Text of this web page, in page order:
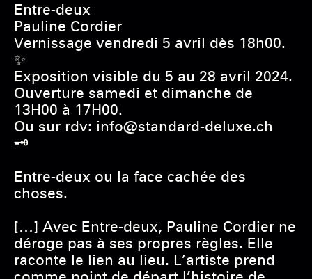
Entre-deux
Pauline Cordier
Vernissage vendredi 5 avril dès 18h00.
✨
Exposition visible du 5 au 28 avril 2024.
Ouverture samedi et dimanche de
13H00 à 17H00.
Ou sur rdv: info@standard-deluxe.ch
🗝
Entre-deux ou la face cachée des
choses.
[…] Avec Entre-deux, Pauline Cordier ne
déroge pas à ses propres règles. Elle
raconte le lien au lieu. L’artiste prend